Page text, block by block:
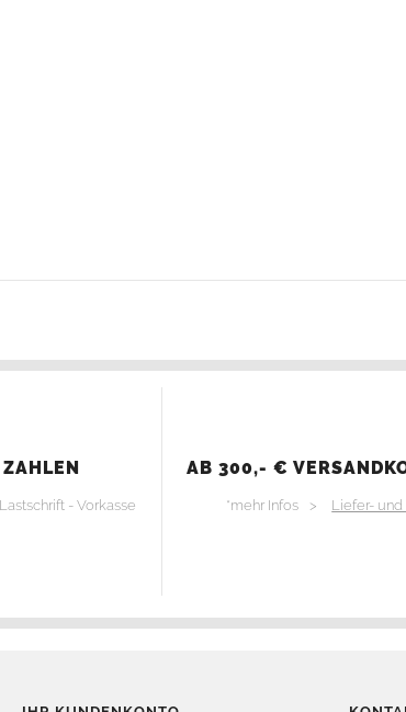
- Vorkasse
AB 300,- €
*mehr Infos > Liefer- und